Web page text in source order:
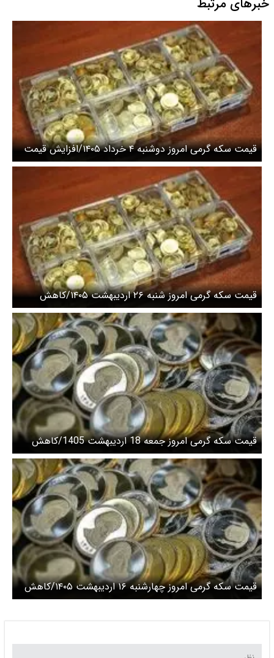
خبرهای مرتبط
قیمت سکه گرمی امروز دوشنبه ۴ خرداد ۱۴۰۵/افزایش قیمت
سکه
قیمت سکه گرمی امروز شنبه ۲۶ اردیبهشت ۱۴۰۵/کاهش
قیمت سکه
قیمت سکه گرمی امروز جمعه 18 اردیبهشت 1405/کاهش
قیمت سکه
قیمت سکه گرمی امروز چهارشنبه ۱۶ اردیبهشت ۱۴۰۵/کاهش
قیمت سکه